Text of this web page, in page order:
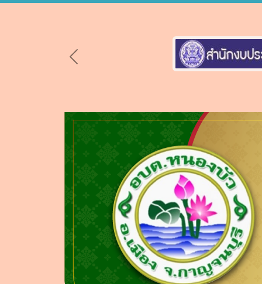
Previous